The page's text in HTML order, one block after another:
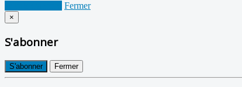
Fermer
×
S'abonner
S'abonner Fermer